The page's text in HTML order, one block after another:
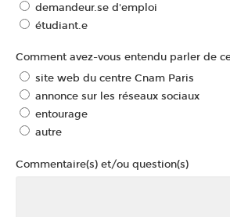
demandeur.se d'emploi
étudiant.e
Comment avez-vous entendu parler de
site web du centre Cnam Paris
annonce sur les réseaux sociaux
entourage
autre
Commentaire(s) et/ou question(s)